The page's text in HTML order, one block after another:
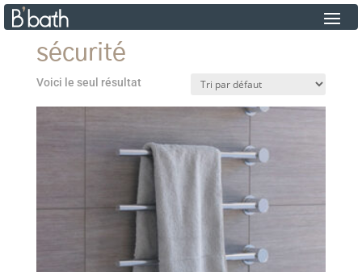
sécurité
Voici le seul résultat